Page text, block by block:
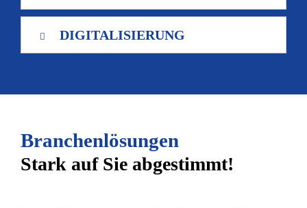
DIGITALISIERUNG
Branchenlösungen
Stark auf Sie abgestimmt!